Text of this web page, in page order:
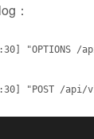
：
"OPTIONS /
"POST /api/